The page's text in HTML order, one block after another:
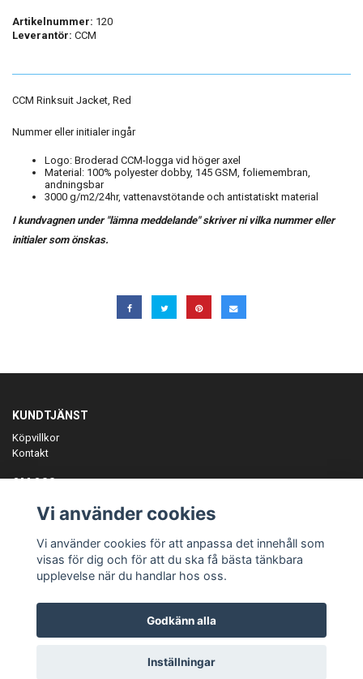
Artikelnummer: 120
Leverantör: CCM
CCM Rinksuit Jacket, Red
Nummer eller initialer ingår
Logo: Broderad CCM-logga vid höger axel
Material: 100% polyester dobby, 145 GSM, foliemembran,
andningsbar
3000 g/m2/24hr, vattenavstötande och antistatiskt material
I kundvagnen under "lämna meddelande" skriver ni vilka nummer eller
initialer som önskas.
KUNDTJÄNST
Köpvillkor
Kontakt
OM OSS
ANMÄL DIG TILL VÅRT NYHETSBREV
Prenumerera
© Copyright Teamgear
Vi använder cookies
Vi använder cookies för att anpassa det innehåll som
visas för dig och för att du ska få bästa tänkbara
upplevelse när du handlar hos oss.
Godkänn alla
Inställningar